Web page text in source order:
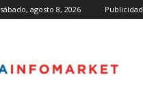
sábado, agosto 8, 2026 Publicidad